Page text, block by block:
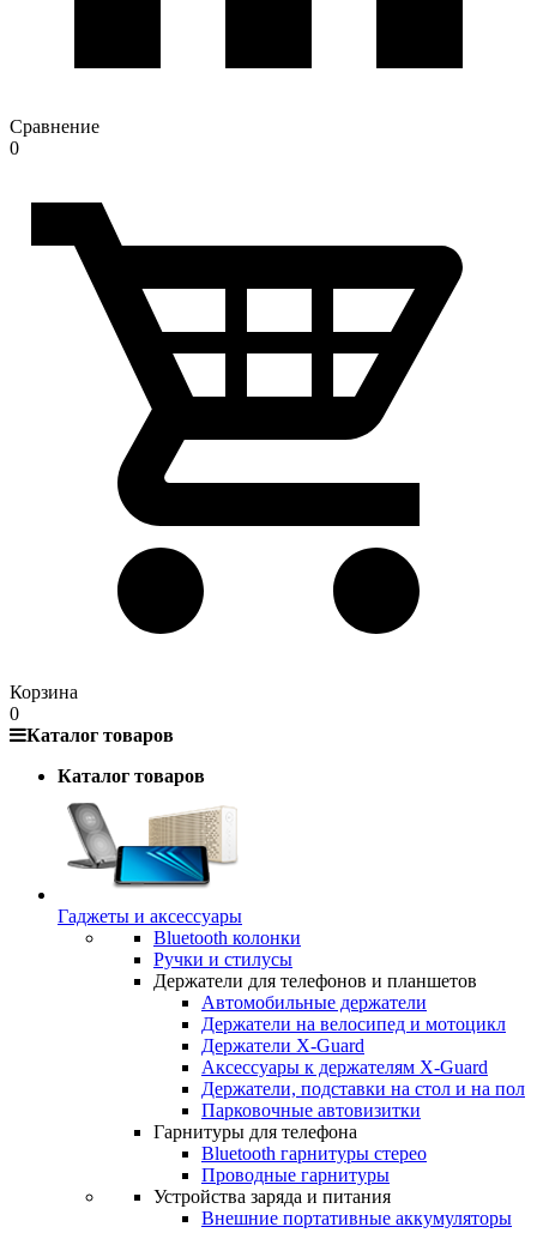
Сравнение
0
Корзина
0
Каталог товаров
Каталог товаров
Гаджеты и аксессуары
Bluetooth колонки
Ручки и стилусы
Держатели для телефонов и планшетов
Автомобильные держатели
Держатели на велосипед и мотоцикл
Держатели X-Guard
Аксессуары к держателям X-Guard
Держатели, подставки на стол и на пол
Парковочные автовизитки
Гарнитуры для телефона
Bluetooth гарнитуры стерео
Проводные гарнитуры
Устройства заряда и питания
Внешние портативные аккумуляторы